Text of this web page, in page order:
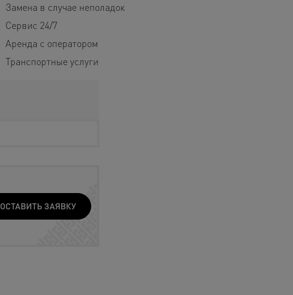
Замена в случае неполадок
Сервис 24/7
Аренда с оператором
Транспортные услуги
ОСТАВИТЬ ЗАЯВКУ